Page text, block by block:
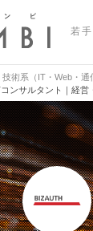
若
技術系（IT・Web・通
コンサルタント｜経